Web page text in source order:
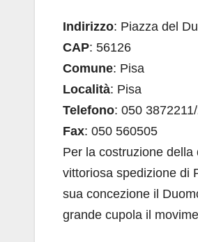
Indirizzo: Piazza del
CAP: 56126
Comune: Pisa
Località: Pisa
Telefono: 050
Fax: 050 560505
Per la costruzione
vittoriosa spedizione di
sua concezione il
grande cupola il